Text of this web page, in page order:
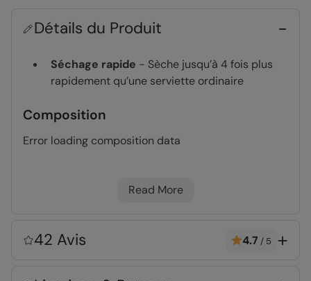
Détails du Produit
Séchage rapide - Sèche jusqu’à 4 fois plus
rapidement qu’une serviette ordinaire
Composition
Error loading composition data
Warszawa, Poland
CODE 023492
Read More
42 Avis 4.7 / 5